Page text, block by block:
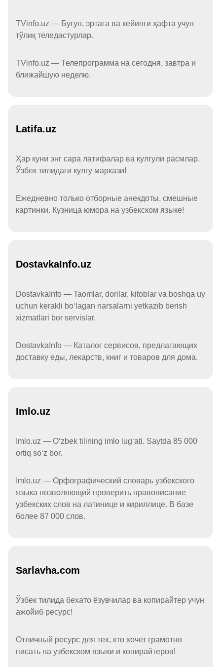
TVinfo.uz — Бугун, эртага ва кейинги ҳафта учун
тўлиқ теледастурлар.
TVinfo.uz — Телепрограмма на сегодня, завтра и
ближайшую неделю.
Latifa.uz
Ҳар куни энг сара латифалар ва кулгули расмлар.
Ўзбек тилидаги кулгу маркази!
Ежедневно только отборные анекдоты, смешные
картинки. Кузница юмора на узбекском языке!
DostavkaInfo.uz
DostavkaInfo — Taomlar, dorilar, kitoblar va boshqa uy
uchun kerakli boʻlagan narsalarni yetkazib berish
xizmatlari bor servislar.
DostavkaInfo — Каталог сервисов, предлагающих
доставку еды, лекарств, книг и товаров для дома.
Imlo.uz
Imlo.uz — Oʻzbek tilining imlo lugʻati. Saytda 85 000
ortiq soʻz bor.
Imlo.uz — Орфографический словарь узбекского
языка позволяющий проверить правописание
узбекских слов на латинице и кириллице. В базе
более 87 000 слов.
Sarlavha.com
Ўзбек тилида бехато ёзувчилар ва копирайтер учун
ажойиб ресурс!
Отличный ресурс для тех, кто хочет грамотно
писать на узбекском языки и копирайтеров!